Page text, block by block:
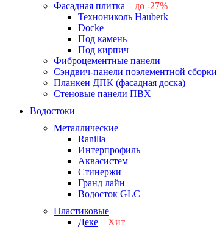
Фасадная плитка
до -27%
Технониколь Hauberk
Docke
Под камень
Под кирпич
Фиброцементные панели
Сэндвич-панели поэлементной сборки
Планкен ДПК (фасадная доска)
Стеновые панели ПВХ
Водостоки
Металлические
Ranilla
Интерпрофиль
Аквасистем
Стинержи
Гранд лайн
Водосток GLC
Пластиковые
Деке
Хит